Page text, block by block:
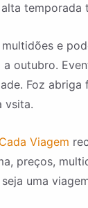
e
outubro.
Foz
vsita.
Viagem
preços,
uma